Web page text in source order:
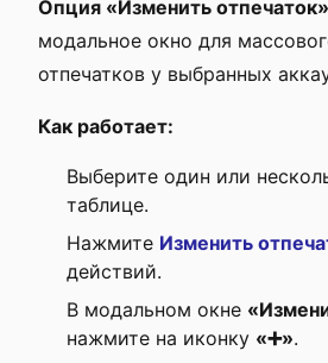
Опция «Изменить отпечаток»
модальное окно для
отпечатков у выбранных
Как работает:
Выберите один или
таблице.
Нажмите Изменить
действий.
В модальном окне
нажмите на иконку «➕».